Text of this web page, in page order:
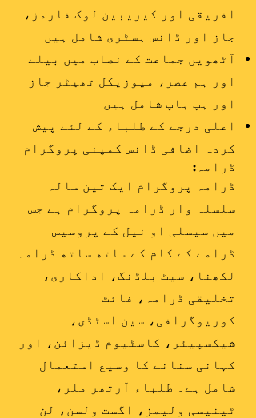
افریقی اور کیریبین لوک فارمز،
جاز اور ڈانس ہسٹری شامل ہیں
آٹھویں جماعت کے نصاب میں بیلے
اور ہم عصر، میوزیکل تھیٹر جاز
اور ہپ ہاپ شامل ہیں
اعلی درجے کے طلباء کے لئے پیش
کردہ اضافی ڈانس کمپنی پروگرام
ڈرامہ:
ڈرامہ پروگرام ایک تین سالہ
سلسلہ وار ڈرامہ پروگرام ہے جس
میں سیسلی او نیل کے پروسیس
ڈرامے کے کام کے ساتھ ساتھ ڈرامہ
لکھنا، سیٹ بلڈنگ، اداکاری،
تخلیقی ڈرامہ، فائٹ
کوریوگرافی، سین اسٹڈی،
شیکسپیئر، کاسٹیوم ڈیزائن، اور
کہانی سنانے کا وسیع استعمال
شامل ہے۔ طلباء آرتھر ملر،
ٹینیسی ولیمز، اگست ولسن، لن